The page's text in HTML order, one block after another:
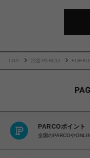
TOP 渋谷PARCO
PARCOポイント
全国のPARCOや